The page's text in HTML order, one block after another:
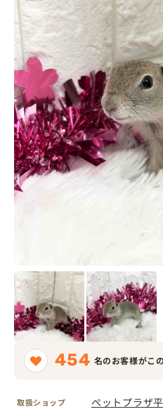
454 名のお客様がこ
取扱ショップ ペットプラザ